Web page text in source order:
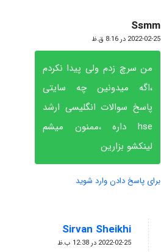
Ssmm
گفته:
2022-02-25 در 8:16 ق.ظ
من سرچ زدم ولی پیدا نکردم
،اگه میدونین چه سایتی
پاسخ سوالات انگلیسی ارشد
hse داره ،ممنون میشم
لینکشو بزارین
برای پاسخ دادن وارد شوید
Sirvan Sheikhi
گفته:
2022-02-25 در 12:38 ب.ظ